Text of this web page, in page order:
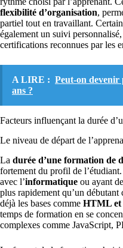
flexibilité d’organisation,
partiel tout en travaillant.
également un suivi
certifications reconnues par les
A LIRE : Peut-on devenir
ans ?
Facteurs influençant la durée
Le niveau de départ de
La durée d’une formation de
fortement du profil de
avec l’informatique ou ayant
plus rapidement qu’un
déjà les bases comme HTML et
temps de formation en se
complexes comme JavaScript,